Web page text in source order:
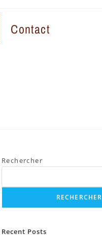
Contact
Rechercher
RECHERCHER
Recent Posts